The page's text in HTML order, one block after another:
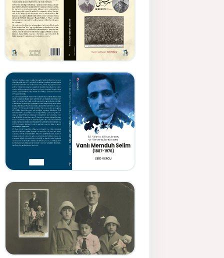
Gazeteci, Yazar, Hukukçu ve
Siyasetçi Kimliğiyle
Mevlanzade Rıfat - Seîd
Veroj
Memduh Selîmê Wanî (1887-
1876)